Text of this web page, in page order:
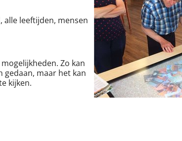
alle leeftijden, mensen
Zo kan
maar het kan
kijken.